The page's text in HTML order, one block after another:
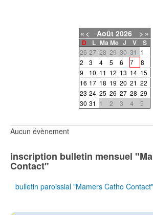
« < Août 2026 > »
D L Ma Me J V S
26 27 28 29 30 31 1
2
3 4 5 6 7
8
9
10 11 12 13 14 15
16 17 18 19 20 21 22
23 24 25 26 27 28 29
30 31 1 2 3 4 5
Aucun évènement
inscription bulletin mensuel
Contact"
bulletin paroissial "Mamers Catho Contact"